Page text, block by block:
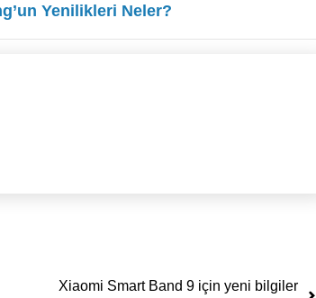
Yenilikleri Neler?
Xiaomi Smart Band 9 için yeni bilgiler